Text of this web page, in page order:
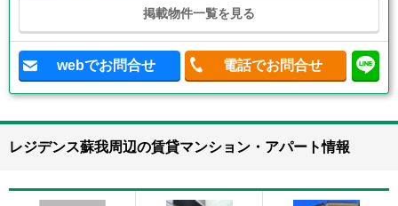
掲載物件一覧を見る
webでお問合せ 電話でお問合せ
レジデンス蘇我周辺の賃貸マンション・アパート情報